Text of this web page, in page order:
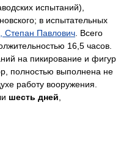
испытаний),
в испытательных
Степан Павлович . Всего
16,5 часов.
на пикирование и фигур
полностью выполнена не
работу вооружения.
шесть дней